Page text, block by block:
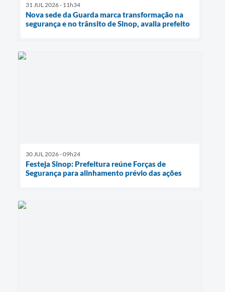
31 JUL 2026 - 11h34
Nova sede da Guarda marca transformação na
segurança e no trânsito de Sinop, avalia prefeito
30 JUL 2026 - 09h24
Festeja Sinop: Prefeitura reúne Forças de
Segurança para alinhamento prévio das ações